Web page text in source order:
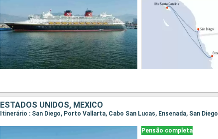
ESTADOS UNIDOS, MÉXICO
Itinerário : San Diego, Porto Vallarta, Cabo San Lucas, Ensenada, San Diego
Pensão completa